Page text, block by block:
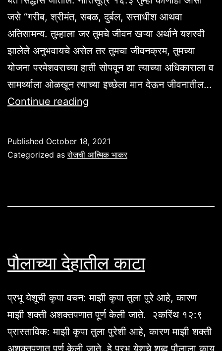
जसे “गरीब, श्रीमंत, सबळ, दुर्बल, सत्ताधीश आथवा
अतिसामन्य. तुम्हाला जर तुमचे जीवन खऱ्या अर्थाने यशस्वी
झालेले अनुभवायचे असेल तर तुमचा जीवनक्रम, तुमच्या
योजना परमेशवराच्या हाती सोपवून द्या त्याच्या अधिकाराला व
सामर्थ्याला ओळखून त्याच्या इच्छेला मान देऊन जीवनातील…
Continue reading
Published October 18, 2021
Categorized asरोजची आत्मिक भाकर
पौलाच्या देहातील काटा
प्रभू येशूची कृपा वचन: माझी कृपा तुला पुरे आहे, कारण
माझी शक्ती अशक्तपणात पूर्ण केली जाते. २करिंथ १२:९
प्रास्ताविक: माझी कृपा तुला पुरेशी आहे, कारण माझी शक्ती
अशक्तपणात पूर्ण केली जाते. हे प्रभू येशूचे शब्द पौलाला काय